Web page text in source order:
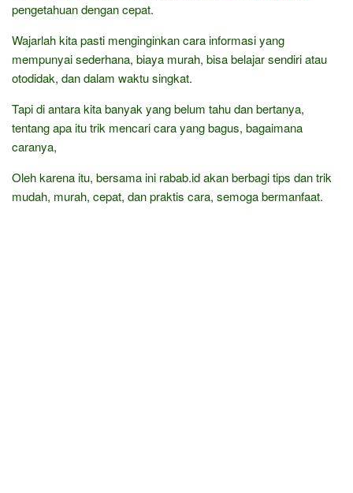
pengetahuan dengan cepat.
Wajarlah kita pasti menginginkan cara informasi yang
mempunyai sederhana, biaya murah, bisa belajar sendiri atau
otodidak, dan dalam waktu singkat.
Tapi di antara kita banyak yang belum tahu dan bertanya,
tentang apa itu trik mencari cara yang bagus, bagaimana
caranya,
Oleh karena itu, bersama ini rabab.id akan berbagi tips dan trik
mudah, murah, cepat, dan praktis cara, semoga bermanfaat.